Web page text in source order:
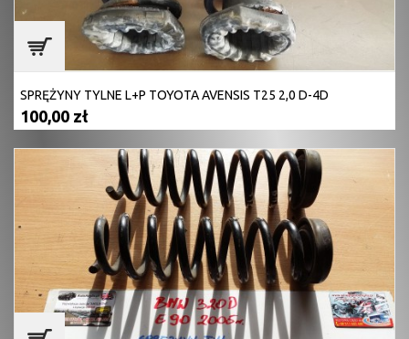
SPRĘŻYNY TYLNE L+P TOYOTA AVENSIS T25 2,0 D-4D
100,00 zł